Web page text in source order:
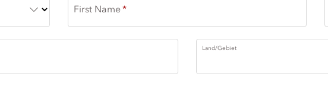
First Name
Land/Gebiet